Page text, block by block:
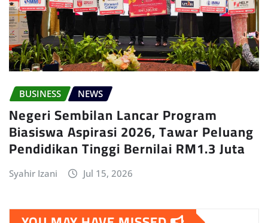
BUSINESS NEWS
Negeri Sembilan Lancar Program
Biasiswa Aspirasi 2026, Tawar Peluang
Pendidikan Tinggi Bernilai RM1.3 Juta
Syahir Izani Jul 15, 2026